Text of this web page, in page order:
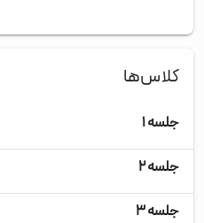
کلاس‌ها
جلسه ۱
جلسه ۲
جلسه ۳